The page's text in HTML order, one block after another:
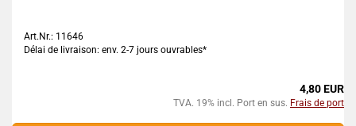
Art.Nr.: 11646
Délai de livraison: env. 2-7 jours ouvrables*
4,80 EUR
TVA. 19% incl. Port en sus. Frais de port